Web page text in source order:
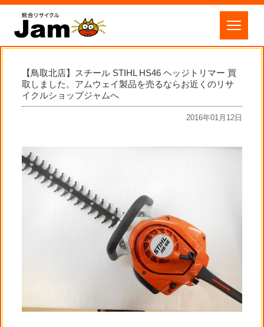
【鳥取北店】スチール STIHL HS46 ヘッジトリマー 買
取しました。アムウェイ製品を売るならお近くのリサ
イクルショップジャムへ
2016年01月12日